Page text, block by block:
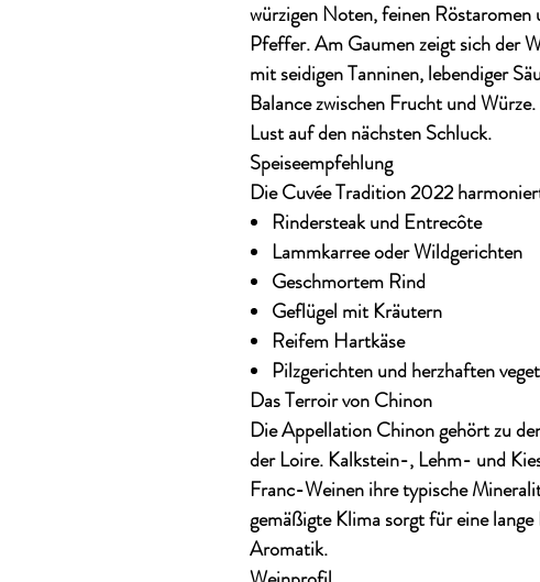
würzigen Noten, feinen Röstaromen
Pfeffer. Am Gaumen zeigt sich der
mit seidigen Tanninen, lebendiger
Balance zwischen Frucht und
Lust auf den nächsten Schluck.
Speiseempfehlung
Die Cuvée Tradition 2022
Rindersteak und Entrecôte
Lammkarree oder Wildgerichten
Geschmortem Rind
Geflügel mit Kräutern
Reifem Hartkäse
Pilzgerichten und herzhaften
Das Terroir von Chinon
Die Appellation Chinon gehört zu
der Loire. Kalkstein-, Lehm- und
Franc-Weinen ihre typische
gemäßigte Klima sorgt für eine
Aromatik.